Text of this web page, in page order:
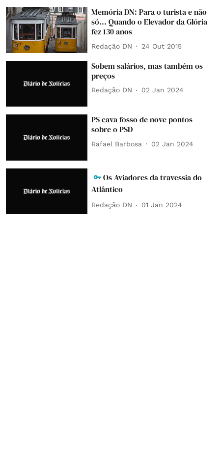
Memória DN: Para o turista e não
só... Quando o Elevador da Glória
fez 130 anos
Redação DN 24 Out 2015
Sobem salários, mas também os
preços
Redação DN 02 Jan 2024
PS cava fosso de nove pontos
sobre o PSD
Rafael Barbosa 02 Jan 2024
Os Aviadores da travessia do
Atlântico
Redação DN 01 Jan 2024